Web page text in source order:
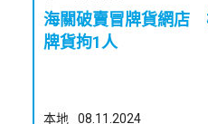
海關破賣冒牌貨網店
牌貨拘1人
本地 08.11.2024